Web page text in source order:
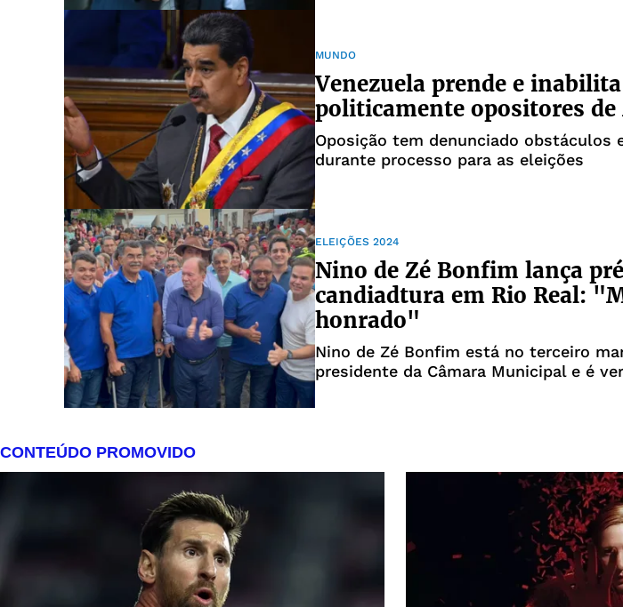
MUNDO
Venezuela prende e inabilita
politicamente opositores de
Oposição tem denunciado obstáculos
durante processo para as eleições
ELEIÇÕES 2024
Nino de Zé Bonfim lança
candiadtura em Rio Real:
honrado"
Nino de Zé Bonfim está no terceiro
presidente da Câmara Municipal e é